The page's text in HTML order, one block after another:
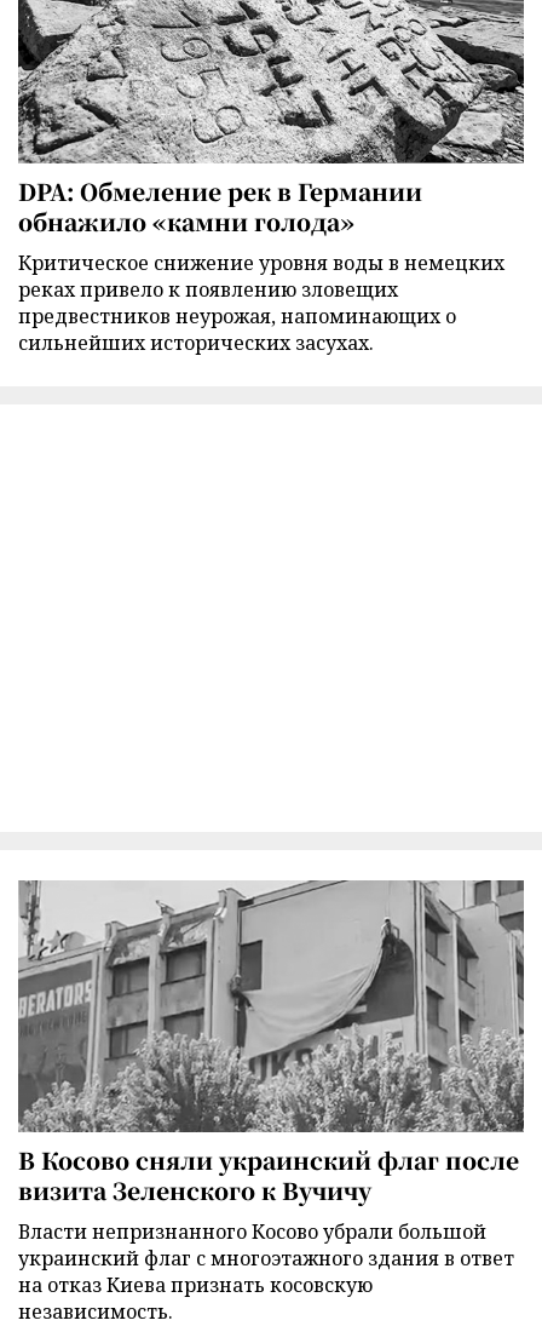
DPA: Обмеление рек в Германии
обнажило «камни голода»
Критическое снижение уровня воды в немецких
реках привело к появлению зловещих
предвестников неурожая, напоминающих о
сильнейших исторических засухах.
В Косово сняли украинский флаг после
визита Зеленского к Вучичу
Власти непризнанного Косово убрали большой
украинский флаг с многоэтажного здания в ответ
на отказ Киева признать косовскую
независимость.